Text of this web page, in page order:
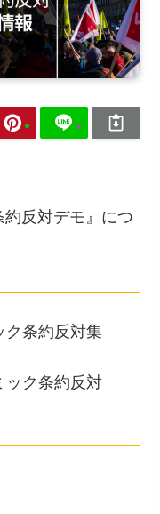
反対デモ』につ
ク条約反対集
ック条約反対